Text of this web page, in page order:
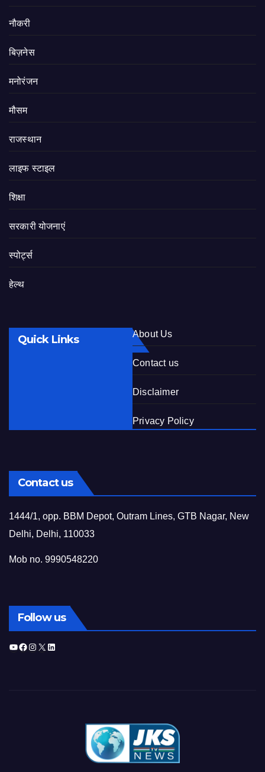
नौकरी
बिज़नेस
मनोरंजन
मौसम
राजस्थान
लाइफ स्टाइल
शिक्षा
सरकारी योजनाएं
स्पोर्ट्स
हेल्थ
Quick Links About Us
Contact us
Disclaimer
Privacy Policy
Contact us
1444/1, opp. BBM Depot, Outram Lines, GTB Nagar, New
Delhi, Delhi, 110033
Mob no. 9990548220
Follow us
YouTube
Facebook
Instagram
X LinkedIn